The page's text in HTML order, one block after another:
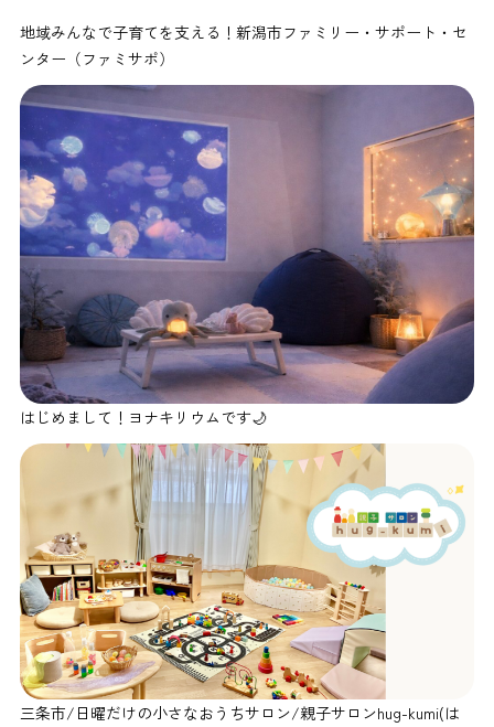
地域みんなで子育てを支える！新潟市ファミリー・サポート・セ
ンター（ファミサポ）
はじめまして！ヨナキリウムです🌙
三条市/日曜だけの小さなおうちサロン/親子サロンhug-kumi(は